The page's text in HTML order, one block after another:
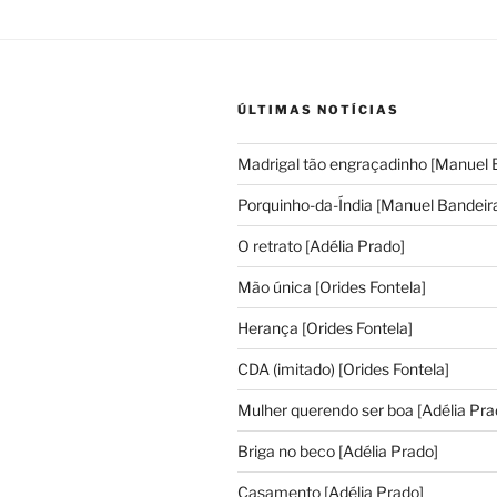
ÚLTIMAS NOTÍCIAS
Madrigal tão engraçadinho [Manuel
Porquinho-da-Índia [Manuel
O retrato [Adélia Prado]
Mão única [Orides Fontela]
Herança [Orides Fontela]
CDA (imitado) [Orides Fontela]
Mulher querendo ser boa [Adélia
Briga no beco [Adélia Prado]
Casamento [Adélia Prado]